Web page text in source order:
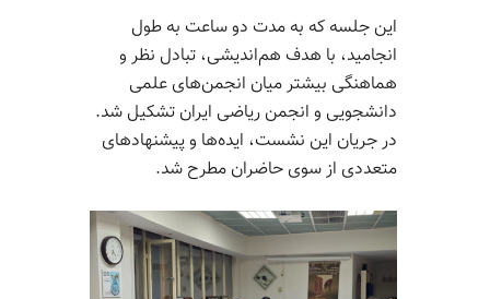
این جلسه که به مدت دو ساعت به طول
انجامید، با هدف هم‌اندیشی، تبادل نظر و
هماهنگی بیشتر میان انجمن‌های علمی
دانشجویی و انجمن ریاضی ایران تشکیل شد.
در جریان این نشست، ایده‌ها و پیشنهادهای
متعددی از سوی حاضران مطرح شد.